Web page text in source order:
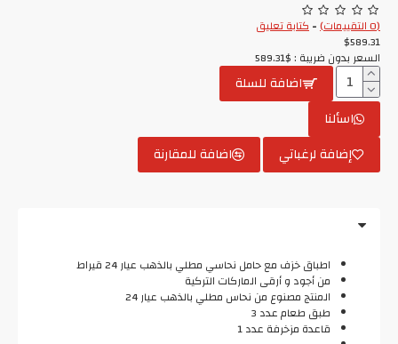
(0 التقييمات) -كتابة تعليق
$589.31
السعر بدون ضريبة : $589.31
اضافة للسلة
اسألنا
إضافة لرغباتي
اضافة للمقارنة
اطباق خزف مع حامل نحاسي مطلي بالذهب عيار 24 قيراط
من أجود و أرقى الماركات التركية
المنتج مصنوع من نحاس مطلي بالذهب عيار 24
طبق طعام عدد 3
قاعدة مزخرفة عدد 1